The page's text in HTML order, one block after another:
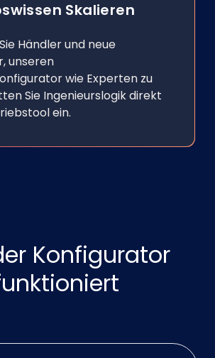
Skalieren
Händler und neue
unseren
wie Experten zu
Sie Ingenieurslogik direkt
ein.
Konfigurator